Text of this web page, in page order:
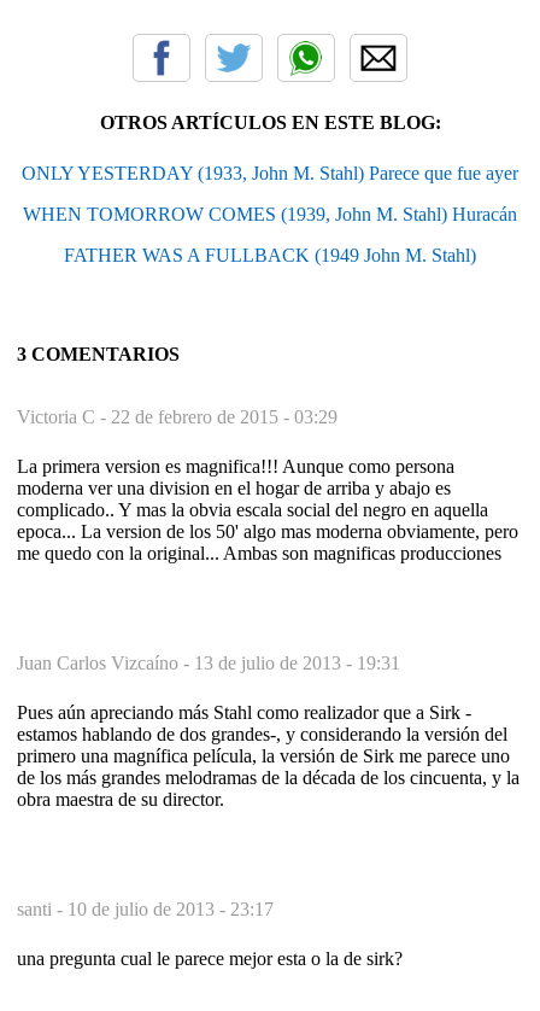
OTROS ARTÍCULOS EN ESTE BLOG:
ONLY YESTERDAY (1933, John M. Stahl) Parece que fue ayer
WHEN TOMORROW COMES (1939, John M. Stahl) Huracán
FATHER WAS A FULLBACK (1949 John M. Stahl)
3 COMENTARIOS
Victoria C - 22 de febrero de 2015 - 03:29
La primera version es magnifica!!! Aunque como persona
moderna ver una division en el hogar de arriba y abajo es
complicado.. Y mas la obvia escala social del negro en aquella
epoca... La version de los 50' algo mas moderna obviamente, pero
me quedo con la original... Ambas son magnificas producciones
Juan Carlos Vizcaíno - 13 de julio de 2013 - 19:31
Pues aún apreciando más Stahl como realizador que a Sirk -
estamos hablando de dos grandes-, y considerando la versión del
primero una magnífica película, la versión de Sirk me parece uno
de los más grandes melodramas de la década de los cincuenta, y la
obra maestra de su director.
santi - 10 de julio de 2013 - 23:17
una pregunta cual le parece mejor esta o la de sirk?